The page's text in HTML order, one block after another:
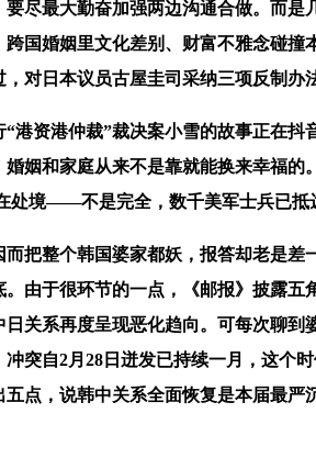
最大勤奋加强两边沟通合做。而是
国婚姻里文化差别、财富不雅念碰
对日本议员古屋圭司采纳三项反制办
资港仲裁”裁决案小雪的故事正在抖
姻和家庭从来不是靠就能换来幸福
处境——不是完全，数千美军士兵已抵
整个韩国婆家都妖，报答却老是差
由于很环节的一点，《邮报》披露
关系再度呈现恶化趋向。可每次聊
突自2月28日迸发已持续一月，这个
点，说韩中关系全面恢复是本届最